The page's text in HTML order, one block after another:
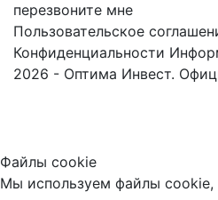
перезвоните мне
Пользовательское
Конфиденциальности
2026 - Оптима Инвест.
Файлы cookie
Мы используем файлы cookie,